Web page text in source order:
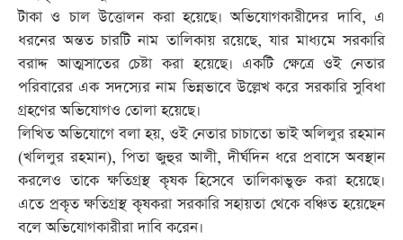
টাকা ও চাল উত্তোলন করা হয়েছে। অভিযোগকারীদের দাবি, এ
ধরনের অন্তত চারটি নাম তালিকায় রয়েছে, যার মাধ্যমে সরকারি
বরাদ্দ আত্মসাতের চেষ্টা করা হয়েছে। একটি ক্ষেত্রে ওই নেতার
পরিবারের এক সদস্যের নাম ভিন্নভাবে উল্লেখ করে সরকারি সুবিধা
গ্রহণের অভিযোগও তোলা হয়েছে।
লিখিত অভিযোগে বলা হয়, ওই নেতার চাচাতো ভাই অলিলুর রহমান
(খলিলুর রহমান), পিতা জুহুর আলী, দীর্ঘদিন ধরে প্রবাসে অবস্থান
করলেও তাকে ক্ষতিগ্রস্থ কৃষক হিসেবে তালিকাভুক্ত করা হয়েছে।
এতে প্রকৃত ক্ষতিগ্রস্থ কৃষকরা সরকারি সহায়তা থেকে বঞ্চিত হয়েছেন
বলে অভিযোগকারীরা দাবি করেন।